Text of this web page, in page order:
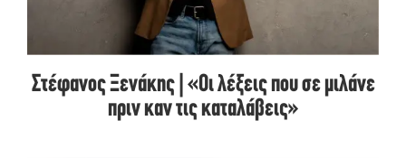
Στέφανος Ξενάκης | «Οι λέξεις που σε μιλάνε
πριν καν τις καταλάβεις»